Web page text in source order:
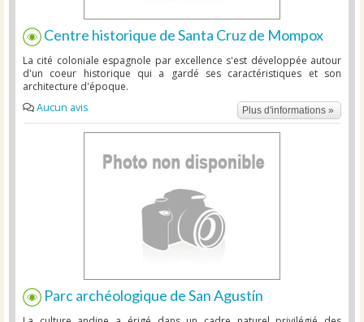
Centre historique de Santa Cruz de Mompox
La cité coloniale espagnole par excellence s'est développée autour
d'un coeur historique qui a gardé ses caractéristiques et son
architecture d'époque.
Plus d'informations »
Aucun avis
Parc archéologique de San Agustín